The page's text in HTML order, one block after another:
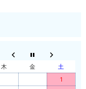
木 金
土
1